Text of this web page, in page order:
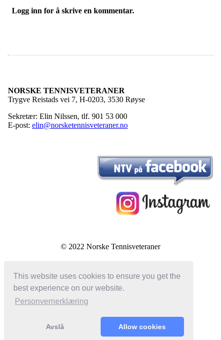
This website uses cookies to ensure you get the
best experience on our website.
Personvernerklæring
Avslå Allow cookies
Logg inn for å skrive en kommentar.
NORSKE TENNISVETERANER
Trygve Reistads vei 7, H-0203, 3530 Røyse
Sekretær: Elin Nilssen, tlf. 901 53 000
E-post: elin@norsketennisveteraner.no
© 2022 Norske Tennisveteraner